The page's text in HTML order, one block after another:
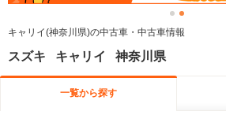
キャリイ(神奈川県)の中古車・中古車情報
スズキ キャリイ 神奈川県
一覧から探す